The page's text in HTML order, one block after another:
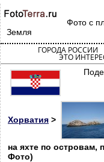
Фото с
Земля
ГОРОДА РОССИИ
ЭТО
Хорватия >
на яхте по островам,
Фото)